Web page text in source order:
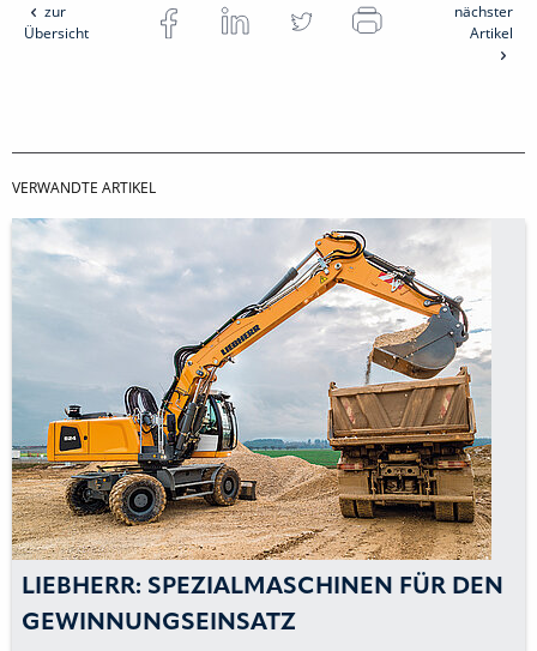
zur
Übersicht
nächster
Artikel
VERWANDTE ARTIKEL
LIEBHERR: SPEZIALMASCHINEN FÜR DEN
GEWINNUNGSEINSATZ